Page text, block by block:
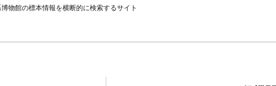
物館の標本情報を横断的に検索するサイト